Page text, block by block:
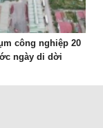
công nghiệp 20
ngày di dời